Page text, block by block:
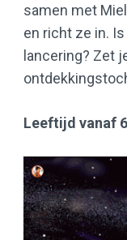
samen met
en richt ze in.
lancering? Zet
Leeftijd vanaf